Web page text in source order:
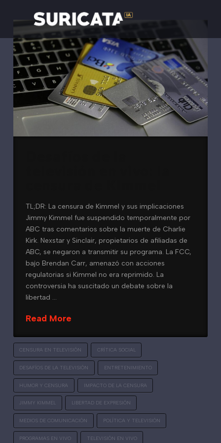
TL;DR: La censura de Kimmel y sus implicaciones
Jimmy Kimmel fue suspendido temporalmente por
ABC tras comentarios sobre la muerte de Charlie
Kirk. Nexstar y Sinclair, propietarios de afiliadas de
ABC, se negaron a transmitir su programa. La FCC,
bajo Brendan Carr, amenazó con acciones
regulatorias si Kimmel no era reprimido. La
controversia ha suscitado un debate sobre la
libertad …
Read More
CENSURA EN TELEVISIÓN CRÍTICA SOCIAL
DESAFÍOS DE LA TELEVISIÓN ENTRETENIMIENTO
HUMOR Y CENSURA IMPACTO DE LA CENSURA
JIMMY KIMMEL LIBERTAD DE EXPRESIÓN
MEDIOS DE COMUNICACIÓN POLÍTICA Y TELEVISIÓN
PROGRAMAS EN VIVO TELEVISIÓN EN VIVO